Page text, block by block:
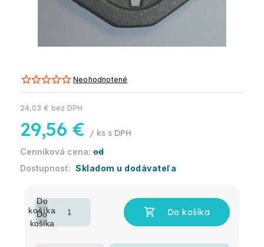
Neohodnotené
od
29,56 € / ks
24,03 € bez DPH
Skladom u dodávateľa